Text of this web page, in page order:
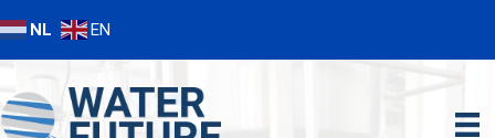
NL EN